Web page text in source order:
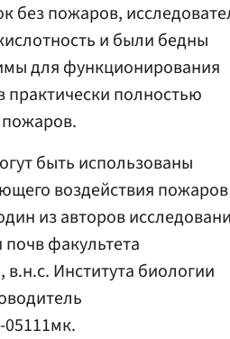
без пожаров,
и были бедны
для функционирования
полностью
пожаров.
быть использованы
воздействия пожаров
из авторов
факультета
Института биологии
05111мк.